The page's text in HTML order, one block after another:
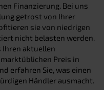
Finanzierung. Bei uns
getrost von Ihrer
sie von niedrigen
nicht belasten werden.
Ihren aktuellen
Preis in
erfahren Sie, was einen
Händler ausmacht.